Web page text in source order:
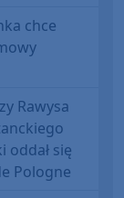
chce
Rawysa
oddał się
Pologne